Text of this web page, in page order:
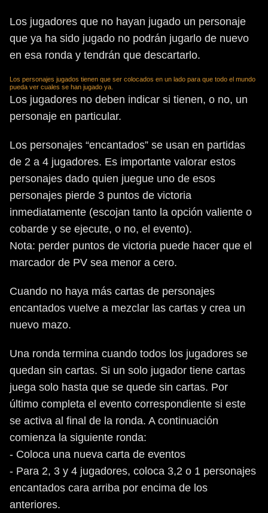
Los jugadores que no hayan jugado un personaje
que ya ha sido jugado no podrán jugarlo de nuevo
en esa ronda y tendrán que descartarlo.
Los personajes jugados tienen que ser colocados en un lado para que todo el mundo
pueda ver cuales se han jugado ya.
Los jugadores no deben indicar si tienen, o no, un
personaje en particular.
Los personajes “encantados” se usan en partidas
de 2 a 4 jugadores. Es importante valorar estos
personajes dado quien juegue uno de esos
personajes pierde 3 puntos de victoria
inmediatamente (escojan tanto la opción valiente o
cobarde y se ejecute, o no, el evento).
Nota: perder puntos de victoria puede hacer que el
marcador de PV sea menor a cero.
Cuando no haya más cartas de personajes
encantados vuelve a mezclar las cartas y crea un
nuevo mazo.
Una ronda termina cuando todos los jugadores se
quedan sin cartas. Si un solo jugador tiene cartas
juega solo hasta que se quede sin cartas. Por
último completa el evento correspondiente si este
se activa al final de la ronda. A continuación
comienza la siguiente ronda:
- Coloca una nueva carta de eventos
- Para 2, 3 y 4 jugadores, coloca 3,2 o 1 personajes
encantados cara arriba por encima de los
anteriores.